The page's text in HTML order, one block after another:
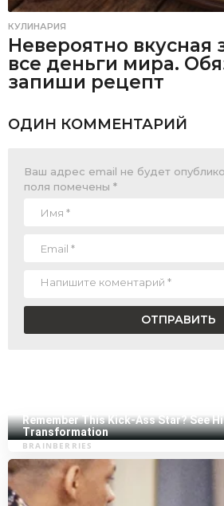
КУЛИНАРИЯ
Невероятно вкусная
все деньги мира.
запиши рецепт
ОДИН КОММЕНТАРИЙ
Ваш адрес email не будет
поля помечены *